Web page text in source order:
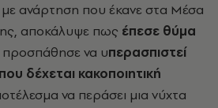
ανάρτηση που έκανε στα Μέσα
αποκάλυψε πως έπεσε θύμα
προσπάθησε να υπερασπιστεί
δέχεται κακοποιητική
να περάσει μια νύχτα